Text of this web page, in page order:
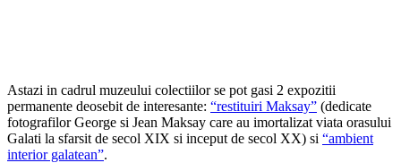
Astazi in cadrul muzeului colectiilor se pot gasi 2 expozitii
permanente deosebit de interesante: “restituiri Maksay” (dedicate
fotografilor George si Jean Maksay care au imortalizat viata orasului
Galati la sfarsit de secol XIX si inceput de secol XX) si “ambient
interior galatean”.